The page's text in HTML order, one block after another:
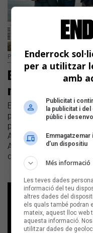
Portes dels números 333 i 334
Els Pets i
número
​El número 333 de la
parlar amb profunditat
poden trobar
Abras, Xavi Sarrià, Toti
Aquest maig també es
de portada i una guia
Enderrock
per a utilitzar
amb
Publicitat i
la publicitat i
públic i
d’un dispositiu
Més informació
Les teves dades
informació del teu
altres dades del
els quals també podran
mateix, aquest lloc web
aquesta informació.
utilitzar dades de